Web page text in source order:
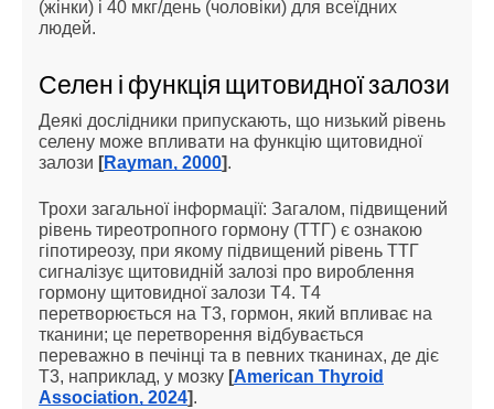
(жінки) і 40 мкг/день (чоловіки) для всеїдних
людей.
Селен і функція щитовидної залози
Деякі дослідники припускають, що низький рівень
селену може впливати на функцію щитовидної
залози [Rayman, 2000].
Трохи загальної інформації: Загалом, підвищений
рівень тиреотропного гормону (ТТГ) є ознакою
гіпотиреозу, при якому підвищений рівень ТТГ
сигналізує щитовидній залозі про вироблення
гормону щитовидної залози Т4. Т4
перетворюється на Т3, гормон, який впливає на
тканини; це перетворення відбувається
переважно в печінці та в певних тканинах, де діє
Т3, наприклад, у мозку [American Thyroid
Association, 2024].